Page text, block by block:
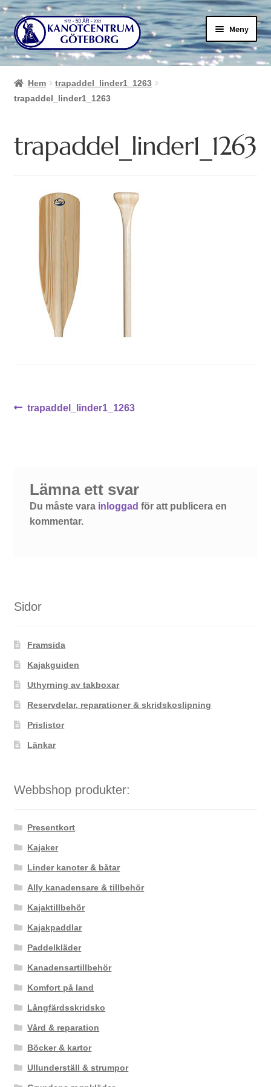
Hoppa
till
navigering
Hoppa
till
innehåll
Meny
Hem
trapaddel_linder1_1263
trapaddel_linder1_1263
trapaddel_linder1_1263
Inläggsnavigering
Föregående
trapaddel_linder1_1263
Lämna ett svar
Du måste vara inloggad för att publicera en
kommentar.
Sidor
Framsida
Kajakguiden
Uthyrning av takboxar
Reservdelar, reparationer & skridskoslipning
Prislistor
Länkar
Webbshop produkter:
Presentkort
Kajaker
Linder kanoter & båtar
Ally kanadensare & tillbehör
Kajaktillbehör
Kajakpaddlar
Paddelkläder
Kanadensartillbehör
Komfort på land
Långfärdsskridsko
Vård & reparation
Böcker & kartor
Ullunderställ & strumpor